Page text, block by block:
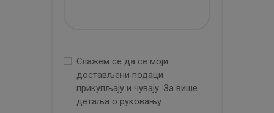
Слажем се да се моји
достављени подаци
прикупљају и чувају. За више
детаља о руковању